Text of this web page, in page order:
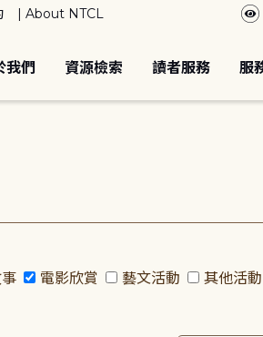
About NTCL
我們 資源檢索 讀者服務 服
電影欣賞 藝文活動 其他活動